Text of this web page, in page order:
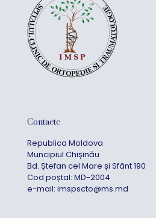
Contacte
Republica Moldova
Muncipiul Chișinău
Bd. Ștefan cel Mare și Sfânt 190
Cod poștal: MD-2004
e-mail: imspscto@ms.md